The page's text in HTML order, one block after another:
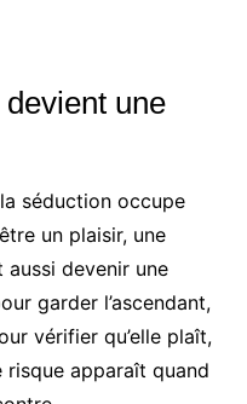
une
séduction occupe
un plaisir, une
aussi devenir une
garder l’ascendant,
vérifier qu’elle plaît,
risque apparaît quand